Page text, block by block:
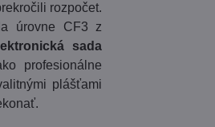
rozpočet.
úrovne CF3 z
sada
profesionálne
plášťami